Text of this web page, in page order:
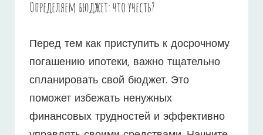
Определяем бюджет: что учесть?
Перед тем как приступить к досрочному
погашению ипотеки, важно тщательно
спланировать свой бюджет. Это
поможет избежать ненужных
финансовых трудностей и эффективно